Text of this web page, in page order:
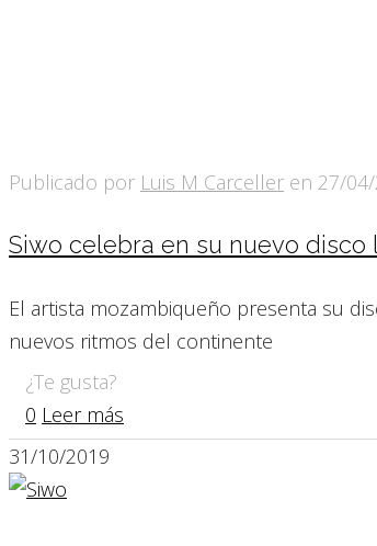
Publicado por Luis M Carceller en 27/
Siwo celebra en su nuevo
El artista mozambiqueño presenta su
nuevos ritmos del continente
¿Te gusta?
0 Leer más
31/10/2019